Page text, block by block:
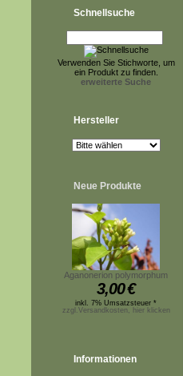
Schnellsuche
Verwenden Sie Stichworte, um
ein Produkt zu finden.
erweiterte Suche
Hersteller
Neue Produkte
Aganonerion polymorphum
3,00€
inkl. 7% Umsatzsteuer *
zzgl.Versandkosten, hier klicken
Informationen